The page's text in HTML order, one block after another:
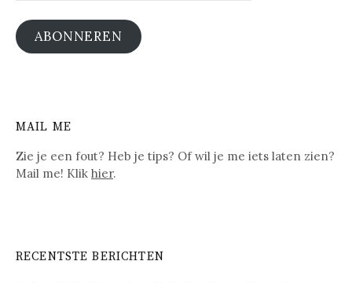
ABONNEREN
MAIL ME
Zie je een fout? Heb je tips? Of wil je me iets laten zien?
Mail me! Klik hier.
RECENTSTE BERICHTEN